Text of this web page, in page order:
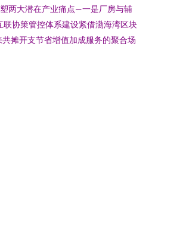
两大潜在产业痛点—一是厂房与辅
协策管控体系建设紧借渤海湾区块
摊开支节省增值加成服务的聚合场